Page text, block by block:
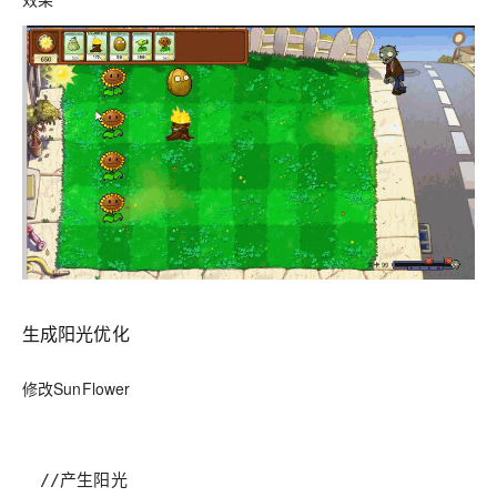
生成阳光优化
修改SunFlower
//产生阳光